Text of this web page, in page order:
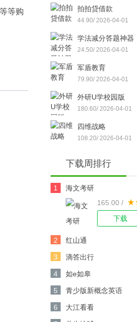
等购
拍拍贷借款
44.90/ 2026-04-01
学法减分答题神器
24.50/ 2026-04-01
军盾教育
79.90/ 2026-04-01
外研U学校园版
180.60/ 2026-04-01
四维战略
108.20/ 2026-04-01
下载周排行
1
海文考研
165.00 /
下载
2 红山通
3 滴答出行
4 如e如皋
5 青少版新概念英语
6 大江看看